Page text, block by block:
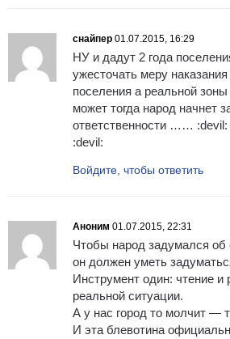
снайпер 01.07.2015, 16:29
НУ и дадут 2 года
ужесточать меру
поселения а реальной
может тогда народ начнет
ответственности …… :devil:
:devil:
Войдите, чтобы ответить
Аноним 01.07.2015, 22:31
Чтобы народ задумался об
он должен уметь
Инструмент один: чтение и
реальной ситуации.
А у нас город то молчит —
И эта блевотина